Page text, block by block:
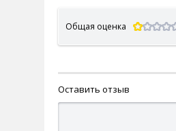
Общая оценка
Оставить отзыв